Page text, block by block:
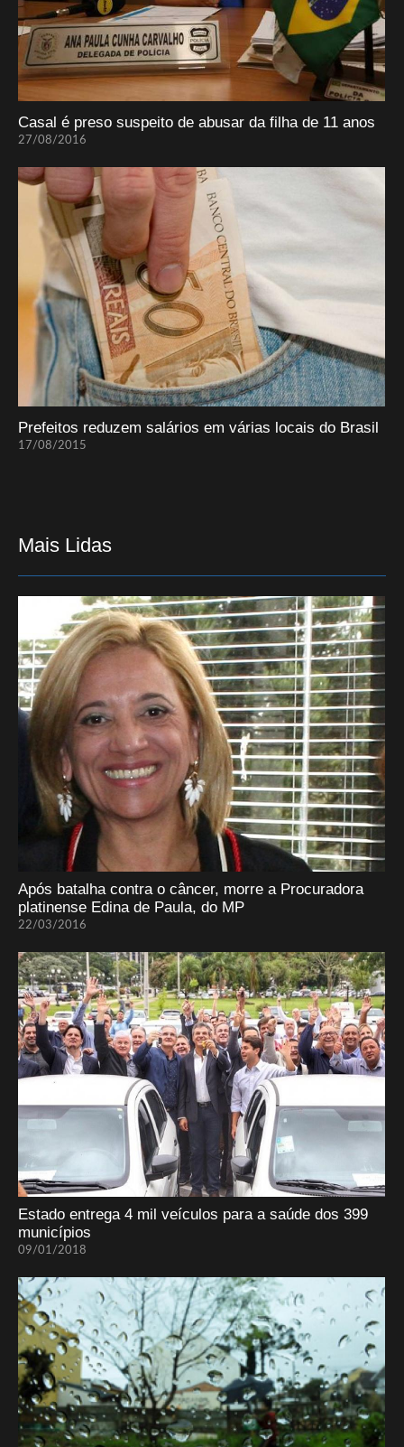
Casal é preso suspeito de abusar da filha de 11 anos
27/08/2016
Prefeitos reduzem salários em várias locais do Brasil
17/08/2015
Mais Lidas
Após batalha contra o câncer, morre a Procuradora
platinense Edina de Paula, do MP
22/03/2016
Estado entrega 4 mil veículos para a saúde dos 399
municípios
09/01/2018